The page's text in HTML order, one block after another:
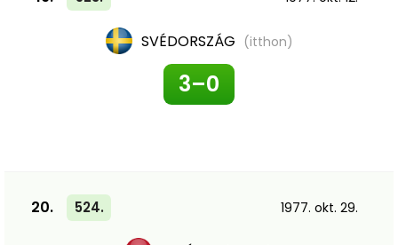
SVÉDORSZÁG (itthon)
3–0
20. 524. 1977. okt. 29.